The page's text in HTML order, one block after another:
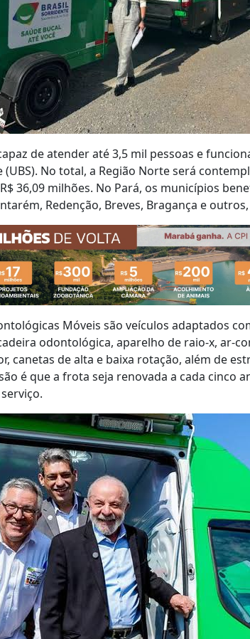
de atender até 3,5 mil pessoas e
(UBS). No total, a Região Norte será
36,09 milhões. No Pará, os municípios
Redenção, Breves, Bragança e
Móveis são veículos adaptados
odontológica, aparelho de raio-x, ar-
canetas de alta e baixa rotação, além de
é que a frota seja renovada a cada cinco